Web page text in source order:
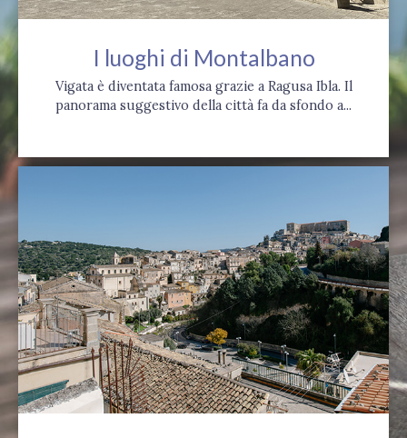
I luoghi di Montalbano
Vigata è diventata famosa grazie a Ragusa Ibla. Il
panorama suggestivo della città fa da sfondo a...